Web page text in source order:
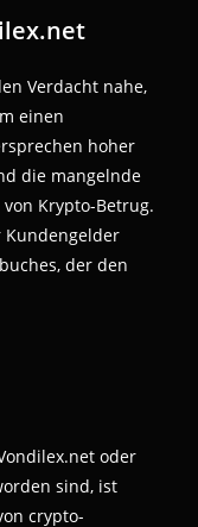
Verdacht nahe,
einen
hoher
die mangelnde
Krypto-Betrug.
Kundengelder
der den
oder
sind, ist
crypto-